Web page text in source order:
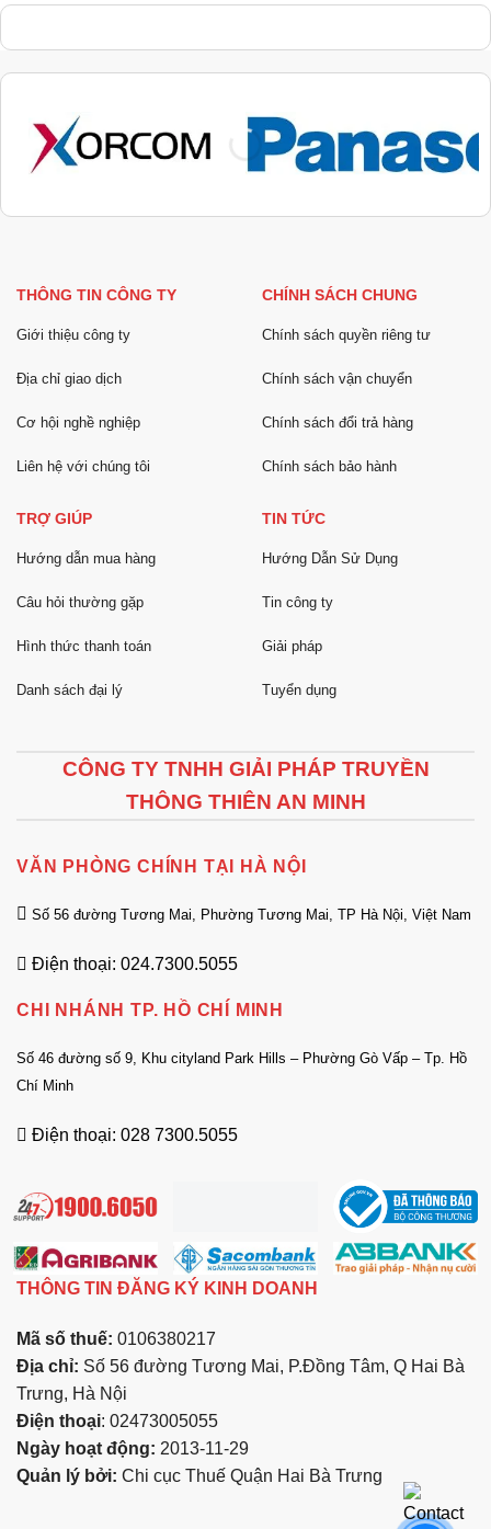
THÔNG TIN CÔNG TY
Giới thiệu công ty
Địa chỉ giao dịch
Cơ hội nghề nghiệp
Liên hệ với chúng tôi
CHÍNH SÁCH CHUNG
Chính sách quyền riêng tư
Chính sách vận chuyển
Chính sách đổi trả hàng
Chính sách bảo hành
TRỢ GIÚP
Hướng dẫn mua hàng
Câu hỏi thường gặp
Hình thức thanh toán
Danh sách đại lý
TIN TỨC
Hướng Dẫn Sử Dụng
Tin công ty
Giải pháp
Tuyển dụng
CÔNG TY TNHH GIẢI PHÁP TRUYỀN
THÔNG THIÊN AN MINH
VĂN PHÒNG CHÍNH TẠI HÀ NỘI
Số 56 đường Tương Mai, Phường Tương Mai, TP Hà Nội, Việt Nam
Điện thoại: 024.7300.5055
CHI NHÁNH TP. HỒ CHÍ MINH
Số 46 đường số 9, Khu cityland Park Hills – Phường Gò Vấp – Tp. Hồ
Chí Minh
Điện thoại: 028 7300.5055
THÔNG TIN ĐĂNG KÝ KINH DOANH
Mã số thuế: 0106380217
Địa chỉ: Số 56 đường Tương Mai, P.Đồng Tâm, Q Hai Bà
Trưng, Hà Nội
Điện thoại: 02473005055
Ngày hoạt động: 2013-11-29
Quản lý bởi: Chi cục Thuế Quận Hai Bà Trưng